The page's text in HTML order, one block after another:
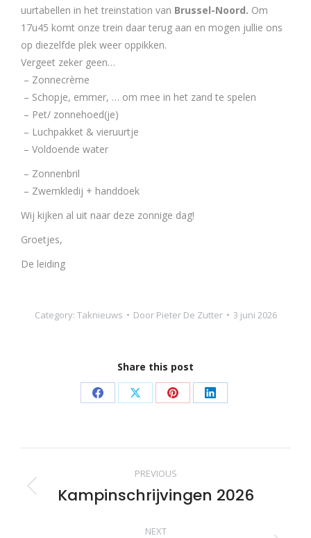
uurtabellen in het treinstation van Brussel-Noord. Om
17u45 komt onze trein daar terug aan en mogen jullie ons
op diezelfde plek weer oppikken.
Vergeet zeker geen…
– Zonnecrème
– Schopje, emmer, … om mee in het zand te spelen
– Pet/ zonnehoed(je)
– Luchpakket & vieruurtje
– Voldoende water
– Zonnenbril
– Zwemkledij + handdoek
Wij kijken al uit naar deze zonnige dag!
Groetjes,
De leiding
Category: Taknieuws Door Pieter De Zutter 3 juni 2026
Share this post
Share Share Share Share
Post
navigation
PREVIOUS
Previous
Kampinschrijvingen 2026
NEXT